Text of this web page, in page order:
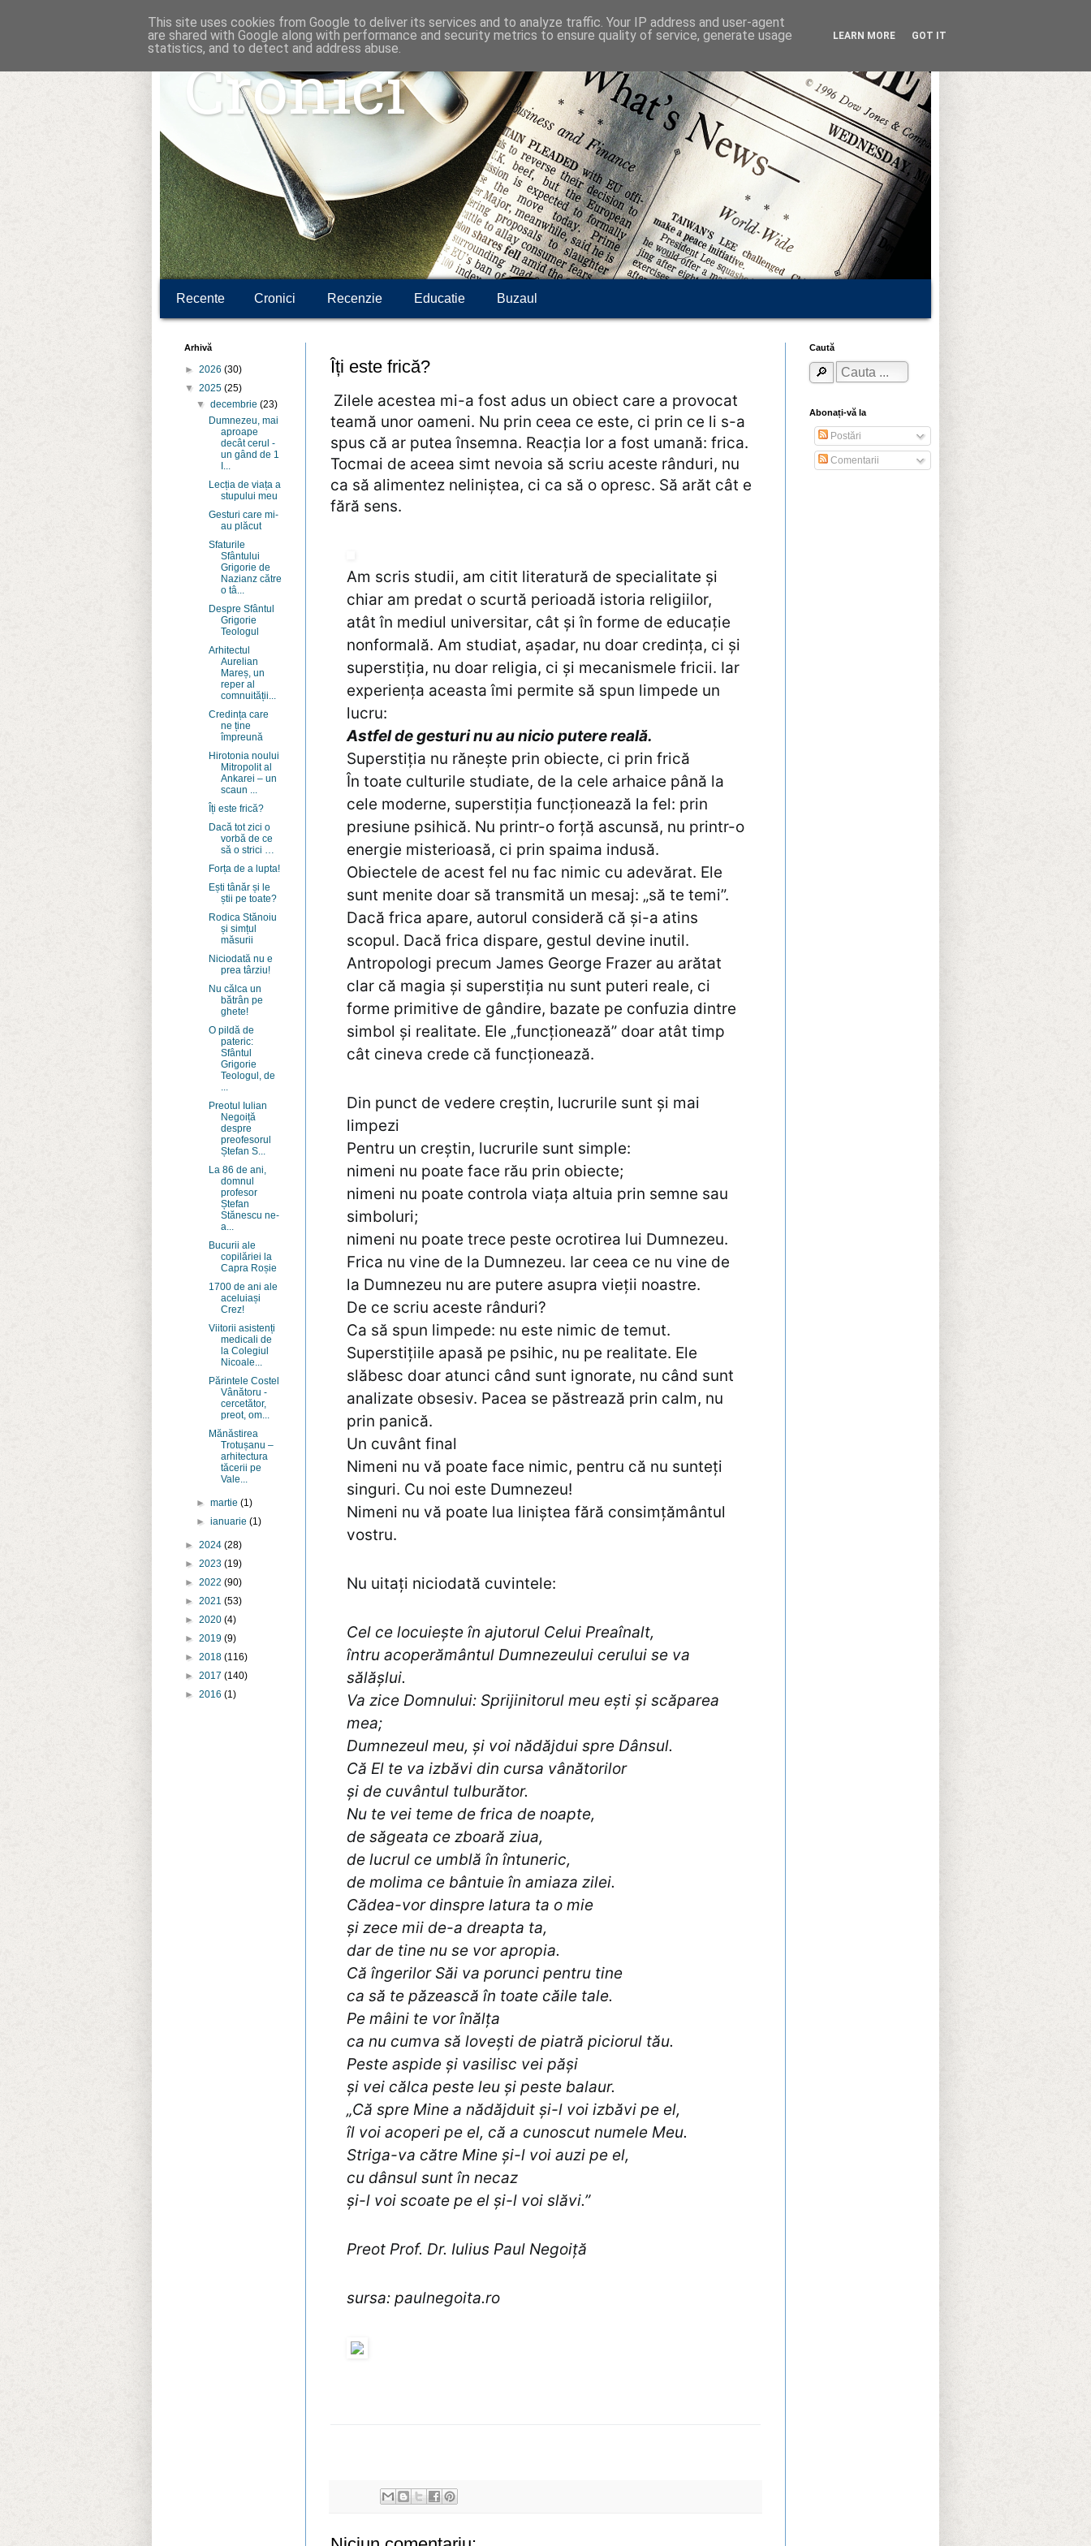
Cronici
Recente Cronici Recenzie Educatie Buzaul
Îți este frică?
Zilele acestea mi-a fost adus un obiect care a provocat
teamă unor oameni. Nu prin ceea ce este, ci prin ce li s-a
spus că ar putea însemna. Reacția lor a fost umană: frica.
Tocmai de aceea simt nevoia să scriu aceste rânduri, nu
ca să alimentez neliniștea, ci ca să o opresc. Să arăt cât e
fără sens.
Am scris studii, am citit literatură de specialitate și
chiar am predat o scurtă perioadă istoria religiilor,
atât în mediul universitar, cât și în forme de educație
nonformală. Am studiat, așadar, nu doar credința, ci și
superstiția, nu doar religia, ci și mecanismele fricii. Iar
experiența aceasta îmi permite să spun limpede un
lucru:
Astfel de gesturi nu au nicio putere reală.
Superstiția nu rănește prin obiecte, ci prin frică
În toate culturile studiate, de la cele arhaice până la
cele moderne, superstiția funcționează la fel: prin
presiune psihică. Nu printr-o forță ascunsă, nu printr-o
energie misterioasă, ci prin spaima indusă.
Obiectele de acest fel nu fac nimic cu adevărat. Ele
sunt menite doar să transmită un mesaj: „să te temi”.
Dacă frica apare, autorul consideră că și-a atins
scopul. Dacă frica dispare, gestul devine inutil.
Antropologi precum James George Frazer au arătat
clar că magia și superstiția nu sunt puteri reale, ci
forme primitive de gândire, bazate pe confuzia dintre
simbol și realitate. Ele „funcționează” doar atât timp
cât cineva crede că funcționează.
Din punct de vedere creștin, lucrurile sunt și mai
limpezi
Pentru un creștin, lucrurile sunt simple:
nimeni nu poate face rău prin obiecte;
nimeni nu poate controla viața altuia prin semne sau
simboluri;
nimeni nu poate trece peste ocrotirea lui Dumnezeu.
Frica nu vine de la Dumnezeu. Iar ceea ce nu vine de
la Dumnezeu nu are putere asupra vieții noastre.
De ce scriu aceste rânduri?
Ca să spun limpede: nu este nimic de temut.
Superstițiile apasă pe psihic, nu pe realitate. Ele
slăbesc doar atunci când sunt ignorate, nu când sunt
analizate obsesiv. Pacea se păstrează prin calm, nu
prin panică.
Un cuvânt final
Nimeni nu vă poate face nimic, pentru că nu sunteți
singuri. Cu noi este Dumnezeu!
Nimeni nu vă poate lua liniștea fără consimțământul
vostru.
Nu uitați niciodată cuvintele:
Cel ce locuiește în ajutorul Celui Preaînalt,
întru acoperământul Dumnezeului cerului se va
sălășlui.
Va zice Domnului: Sprijinitorul meu ești și scăparea
mea;
Dumnezeul meu, și voi nădăjdui spre Dânsul.
Că El te va izbăvi din cursa vânătorilor
și de cuvântul tulburător.
Nu te vei teme de frica de noapte,
de săgeata ce zboară ziua,
de lucrul ce umblă în întuneric,
de molima ce bântuie în amiaza zilei.
Cădea-vor dinspre latura ta o mie
și zece mii de-a dreapta ta,
dar de tine nu se vor apropia.
Că îngerilor Săi va porunci pentru tine
ca să te păzească în toate căile tale.
Pe mâini te vor înălța
ca nu cumva să lovești de piatră piciorul tău.
Peste aspide și vasilisc vei păși
și vei călca peste leu și peste balaur.
„Că spre Mine a nădăjduit și-l voi izbăvi pe el,
îl voi acoperi pe el, că a cunoscut numele Meu.
Striga-va către Mine și-l voi auzi pe el,
cu dânsul sunt în necaz
și-l voi scoate pe el și-l voi slăvi.”
Preot Prof. Dr. Iulius Paul Negoiță
sursa: paulnegoita.ro
Arhivă
► 2026 (30)
▼ 2025 (25)
▼decembrie(23)
Dumnezeu, mai
aproape
decât cerul -
un gând de 1
I...
Lecția de viața a
stupului meu
Gesturi care mi-
au plăcut
Sfaturile
Sfântului
Grigorie de
Nazianz către
o tâ...
Despre Sfântul
Grigorie
Teologul
Arhitectul
Aurelian
Mareș, un
reper al
comnuității...
Credința care
ne ține
împreună
Hirotonia noului
Mitropolit al
Ankarei – un
scaun ...
Îți este frică?
Dacă tot zici o
vorbă de ce
să o strici …
Forța de a lupta!
Ești tânăr și le
știi pe toate?
Rodica Stănoiu
și simțul
măsurii
Niciodată nu e
prea târziu!
Nu călca un
bătrân pe
ghete!
O pildă de
pateric:
Sfântul
Grigorie
Teologul, de
...
Preotul Iulian
Negoiță
despre
preofesorul
Ștefan S...
La 86 de ani,
domnul
profesor
Ștefan
Stănescu ne-
a...
Bucurii ale
copilăriei la
Capra Roșie
1700 de ani ale
aceluiași
Crez!
Viitorii asistenți
medicali de
la Colegiul
Nicoale...
Părintele Costel
Vânătoru -
cercetător,
preot, om...
Mănăstirea
Trotușanu –
arhitectura
tăcerii pe
Vale...
►martie(1)
►ianuarie(1)
► 2024 (28)
► 2023 (19)
► 2022 (90)
► 2021 (53)
► 2020 (4)
► 2019 (9)
► 2018 (116)
► 2017 (140)
► 2016 (1)
Caută
Abonați-vă la
Postări
Comentarii
This site uses cookies from Google to deliver its services and to analyze traffic. Your IP address and user-agent
are shared with Google along with performance and security metrics to ensure quality of service, generate usage
statistics, and to detect and address abuse.
LEARN MORE GOT IT